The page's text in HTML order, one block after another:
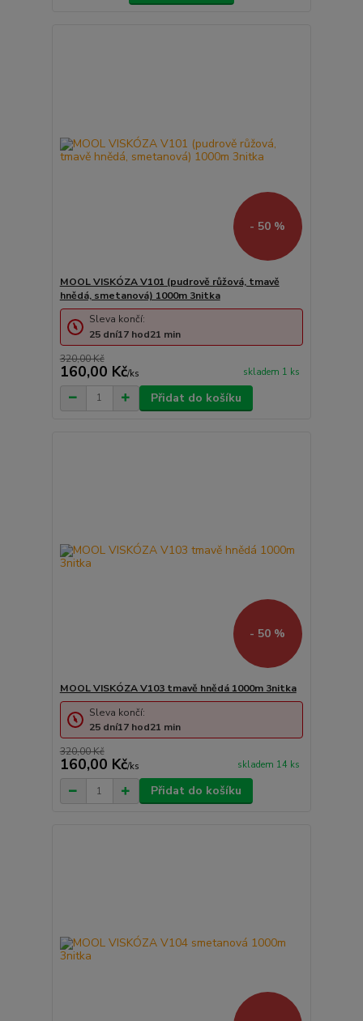
- 50 %
MOOL VISKÓZA V101 (pudrově růžová, tmavě
hnědá, smetanová) 1000m 3nitka
320,00 Kč
160,00 Kč/ks skladem 1 ks
Sleva končí:
25 dní17 hod21 min
Přidat do košíku
- 50 %
MOOL VISKÓZA V103 tmavě hnědá 1000m 3nitka
320,00 Kč
160,00 Kč/ks skladem 14 ks
Sleva končí:
25 dní17 hod21 min
Přidat do košíku